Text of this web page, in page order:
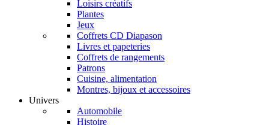
Loisirs créatifs
Plantes
Jeux
Coffrets CD Diapason
Livres et papeteries
Coffrets de rangements
Patrons
Cuisine, alimentation
Montres, bijoux et accessoires
Univers
Automobile
Histoire